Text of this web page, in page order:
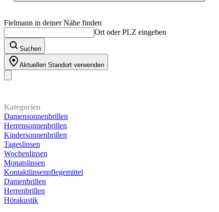
Fielmann in deiner Nähe finden
Ort oder PLZ eingeben
Suchen
Aktuellen Standort verwenden
Kategorien
Damensonnenbrillen
Herrensonnenbrillen
Kindersonnenbrillen
Tageslinsen
Wochenlinsen
Monatslinsen
Kontaktlinsenpflegemittel
Damenbrillen
Herrenbrillen
Hörakustik